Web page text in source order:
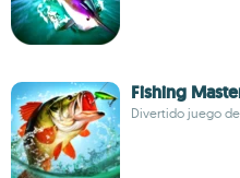
Fishing
Divertido juego